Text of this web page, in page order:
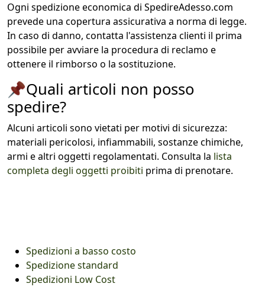
Ogni spedizione economica di SpedireAdesso.com
prevede una copertura assicurativa a norma di legge.
In caso di danno, contatta l'assistenza clienti il prima
possibile per avviare la procedura di reclamo e
ottenere il rimborso o la sostituzione.
📌Quali articoli non posso
spedire?
Alcuni articoli sono vietati per motivi di sicurezza:
materiali pericolosi, infiammabili, sostanze chimiche,
armi e altri oggetti regolamentati. Consulta la lista
completa degli oggetti proibiti prima di prenotare.
Spedizioni a basso costo
Spedizione standard
Spedizioni Low Cost